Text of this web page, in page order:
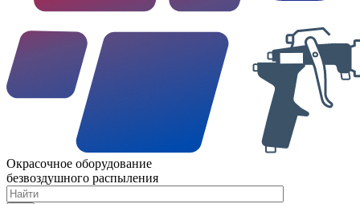
Окрасочное оборудование
безвоздушного распыления